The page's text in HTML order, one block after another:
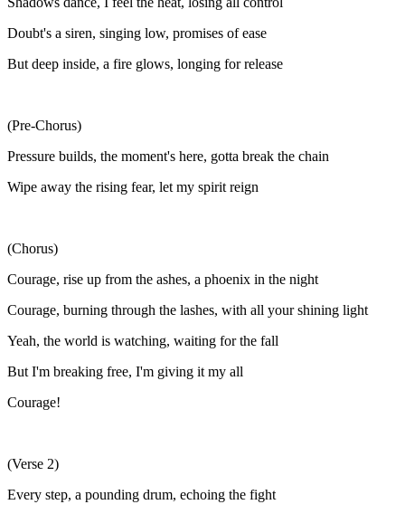
Doubt's a siren, singing low, promises of ease
But deep inside, a fire glows, longing for release
(Pre-Chorus)
Pressure builds, the moment's here, gotta break the chain
Wipe away the rising fear, let my spirit reign
(Chorus)
Courage, rise up from the ashes, a phoenix in the night
Courage, burning through the lashes, with all your shining light
Yeah, the world is watching, waiting for the fall
But I'm breaking free, I'm giving it my all
Courage!
(Verse 2)
Every step, a pounding drum, echoing the fight